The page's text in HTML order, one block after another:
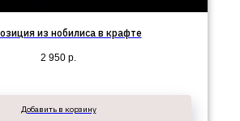
из нобилиса в крафте
2 950 р.
Добавить в корзину